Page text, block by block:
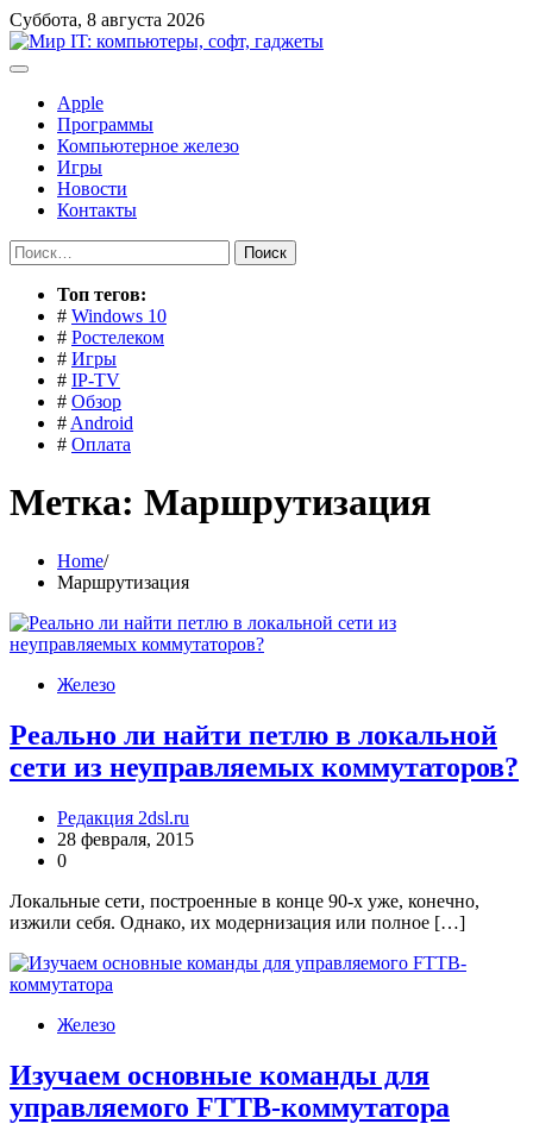
Перейти
к
содержимому
Суббота, 8 августа 2026
Apple
Программы
Компьютерное железо
Игры
Новости
Контакты
Найти:
Toп тегов:
# Windows 10
# Ростелеком
# Игры
# IP-TV
# Обзор
# Android
# Оплата
Метка: Маршрутизация
Home
Маршрутизация
Железо
Реально ли найти петлю в локальной
сети из неуправляемых коммутаторов?
Редакция 2dsl.ru
28 февраля, 2015
0
Локальные сети, построенные в конце 90-х уже, конечно,
изжили себя. Однако, их модернизация или полное […]
Железо
Изучаем основные команды для
управляемого FTTB-коммутатора